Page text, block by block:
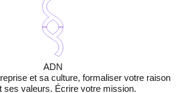
ADN
et sa culture, formaliser votre raison
ses valeurs. Écrire votre mission.